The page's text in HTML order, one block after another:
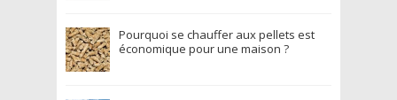
Pourquoi se chauffer aux pellets est
économique pour une maison ?